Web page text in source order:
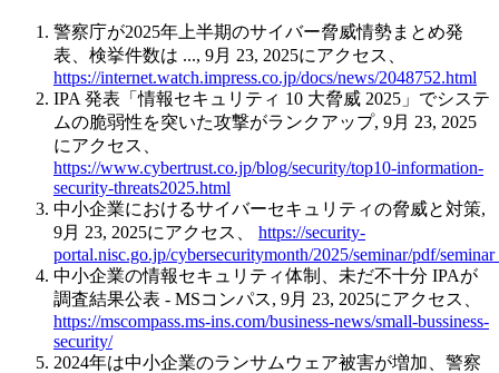
警察庁が2025年上半期のサイバー脅威情勢まとめ発
表、検挙件数は ..., 9月 23, 2025にアクセス、
https://internet.watch.impress.co.jp/docs/news/2048752.html
IPA 発表「情報セキュリティ 10 大脅威 2025」でシステ
ムの脆弱性を突いた攻撃がランクアップ, 9月 23, 2025
にアクセス、
https://www.cybertrust.co.jp/blog/security/top10-information-
security-threats2025.html
中小企業におけるサイバーセキュリティの脅威と対策,
9月 23, 2025にアクセス、 https://security-
portal.nisc.go.jp/cybersecuritymonth/2025/seminar/pdf/
中小企業の情報セキュリティ体制、未だ不十分 IPAが
調査結果公表 - MSコンパス, 9月 23, 2025にアクセス、
https://mscompass.ms-ins.com/business-news/small-bussiness-
security/
2024年は中小企業のランサムウェア被害が増加、警察